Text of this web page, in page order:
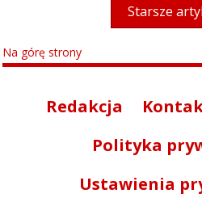
Starsze
Na górę strony
Redakcja
Polityka
Ustawienia